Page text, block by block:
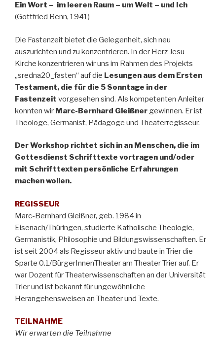
Ein Wort – im leeren Raum – um Welt – und Ich
(Gottfried Benn, 1941)
Die Fastenzeit bietet die Gelegenheit, sich neu
auszurichten und zu konzentrieren. In der Herz Jesu
Kirche konzentrieren wir uns im Rahmen des Projekts
„sredna20_fasten“ auf die Lesungen aus dem Ersten
Testament, die für die 5 Sonntage in der
Fastenzeit vorgesehen sind. Als kompetenten Anleiter
konnten wir Marc-Bernhard Gleißner gewinnen. Er ist
Theologe, Germanist, Pädagoge und Theaterregisseur.
Der Workshop richtet sich in an Menschen, die im
Gottesdienst Schrifttexte vortragen und/oder
mit Schrifttexten persönliche Erfahrungen
machen wollen.
REGISSEUR
Marc-Bernhard Gleißner, geb. 1984 in
Eisenach/Thüringen, studierte Katholische Theologie,
Germanistik, Philosophie und Bildungswissenschaften. Er
ist seit 2004 als Regisseur aktiv und baute in Trier die
Sparte 0.1/BürgerInnenTheater am Theater Trier auf. Er
war Dozent für Theaterwissenschaften an der Universität
Trier und ist bekannt für ungewöhnliche
Herangehensweisen an Theater und Texte.
TEILNAHME
Wir erwarten die Teilnahme